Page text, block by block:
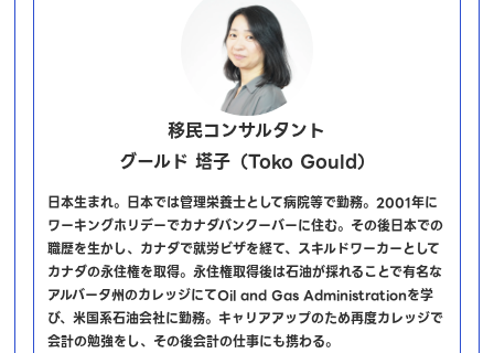
移民コンサルタント
グールド 塔子（Toko Gould）
日本生まれ。日本では管理栄養士として病院等で勤務。2001年に
ワーキングホリデーでカナダバンクーバーに住む。その後日本での
職歴を生かし、カナダで就労ビザを経て、スキルドワーカーとして
カナダの永住権を取得。永住権取得後は石油が採れることで有名な
アルバータ州のカレッジにてOil and Gas Administrationを学
び、米国系石油会社に勤務。キャリアアップのため再度カレッジで
会計の勉強をし、その後会計の仕事にも携わる。